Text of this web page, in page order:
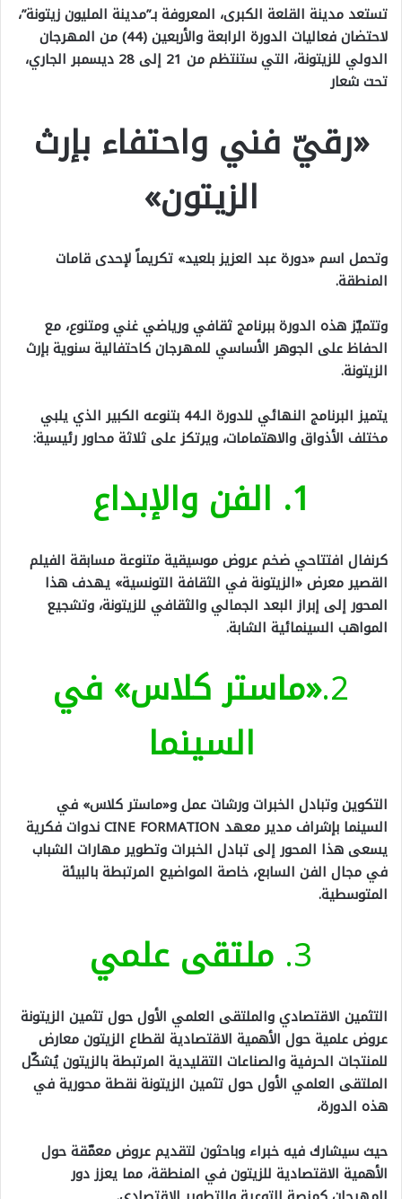
تستعد مدينة القلعة الكبرى، المعروفة بـ”مدينة المليون زيتونة”،
لاحتضان فعاليات الدورة الرابعة والأربعين (44) من المهرجان
الدولي للزيتونة، التي ستنتظم من 21 إلى 28 ديسمبر الجاري،
تحت شعار
«رقيّ فني واحتفاء بإرث
الزيتون»
وتحمل اسم «دورة عبد العزيز بلعيد» تكريماً لإحدى قامات
المنطقة.
وتتميّز هذه الدورة ببرنامج ثقافي ورياضي غني ومتنوع، مع
الحفاظ على الجوهر الأساسي للمهرجان كاحتفالية سنوية بإرث
الزيتونة.
يتميز البرنامج النهائي للدورة الـ44 بتنوعه الكبير الذي يلبي
مختلف الأذواق والاهتمامات، ويرتكز على ثلاثة محاور رئيسية:
1. الفن والإبداع
كرنفال افتتاحي ضخم عروض موسيقية متنوعة مسابقة الفيلم
القصير معرض «الزيتونة في الثقافة التونسية» يهدف هذا
المحور إلى إبراز البعد الجمالي والثقافي للزيتونة، وتشجيع
المواهب السينمائية الشابة.
2.«ماستر كلاس» في
السينما
التكوين وتبادل الخبرات ورشات عمل و«ماستر كلاس» في
السينما بإشراف مدير معهد CINE FORMATION ندوات فكرية
يسعى هذا المحور إلى تبادل الخبرات وتطوير مهارات الشباب
في مجال الفن السابع، خاصة المواضيع المرتبطة بالبيئة
المتوسطية.
3. ملتقى علمي
التثمين الاقتصادي والملتقى العلمي الأول حول تثمين الزيتونة
عروض علمية حول الأهمية الاقتصادية لقطاع الزيتون معارض
للمنتجات الحرفية والصناعات التقليدية المرتبطة بالزيتون يُشكّل
الملتقى العلمي الأول حول تثمين الزيتونة نقطة محورية في
هذه الدورة،
حيث سيشارك فيه خبراء وباحثون لتقديم عروض معمّقة حول
الأهمية الاقتصادية للزيتون في المنطقة، مما يعزز دور